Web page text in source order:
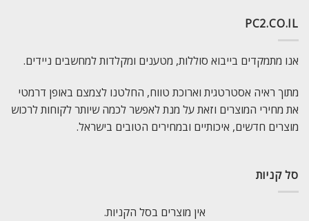
PC2.CO.IL
אנו מתמקדים בייבוא סוללות, מטענים ומקלדות למחשבים ניידים.
מתוך ראיה אסטרטגית וארוכת טווח, החלטנו לצמצם באופן דרמטי
את מחירי המוצרים וזאת על מנת לאפשר לכמה שיותר לקוחות לרכוש
מוצרים חדשים, איכותיים ובמחירים הטובים בישראל.
סל קניות
אין מוצרים בסל הקניות.